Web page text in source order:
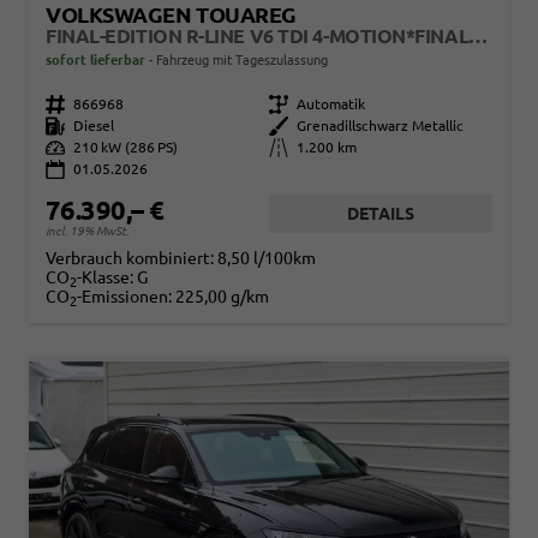
VOLKSWAGEN TOUAREG
FINAL-EDITION R-LINE V6 TDI 4-MOTION*FINAL-EDITION*AHK-SCHWENKBAR*NAVI*ACC*PDC*LED*SHZ*21-ZOLL
sofort lieferbar Fahrzeug mit Tageszulassung
Fahrzeugnr. 866968 Getriebe Automatik
Kraftstoff
Diesel Außenfarbe
Grenadillschwarz Metallic
Leistung
210 kW (286 PS) Kilometerstand
1.200 km
01.05.2026
76.390,– €
incl. 19% MwSt.
DETAILS
Verbrauch kombiniert: 8,50 l/100km
CO2-Klasse: G
CO2-Emissionen: 225,00 g/km